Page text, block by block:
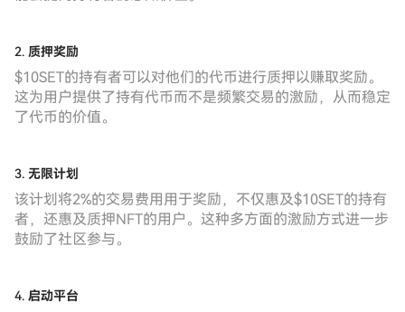
2. 质押奖励
$10SET的持有者可以对他们的代币进行质押以赚取奖励。
这为用户提供了持有代币而不是频繁交易的激励，从而稳定
了代币的价值。
3. 无限计划
该计划将2%的交易费用用于奖励，不仅惠及$10SET的持有
者，还惠及质押NFT的用户。这种多方面的激励方式进一步
鼓励了社区参与。
4. 启动平台